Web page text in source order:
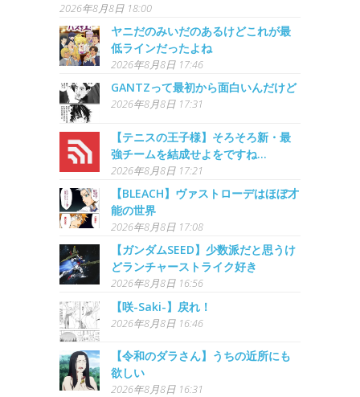
2026年8月8日 18:00
ヤニだのみいだのあるけどこれが最
低ラインだったよね
2026年8月8日 17:46
GANTZって最初から面白いんだけど
2026年8月8日 17:31
【テニスの王子様】そろそろ新・最
強チームを結成せよをですね…
2026年8月8日 17:21
【BLEACH】ヴァストローデはほぼ才
能の世界
2026年8月8日 17:08
【ガンダムSEED】少数派だと思うけ
どランチャーストライク好き
2026年8月8日 16:56
【咲-Saki-】戻れ！
2026年8月8日 16:46
【令和のダラさん】うちの近所にも
欲しい
2026年8月8日 16:31